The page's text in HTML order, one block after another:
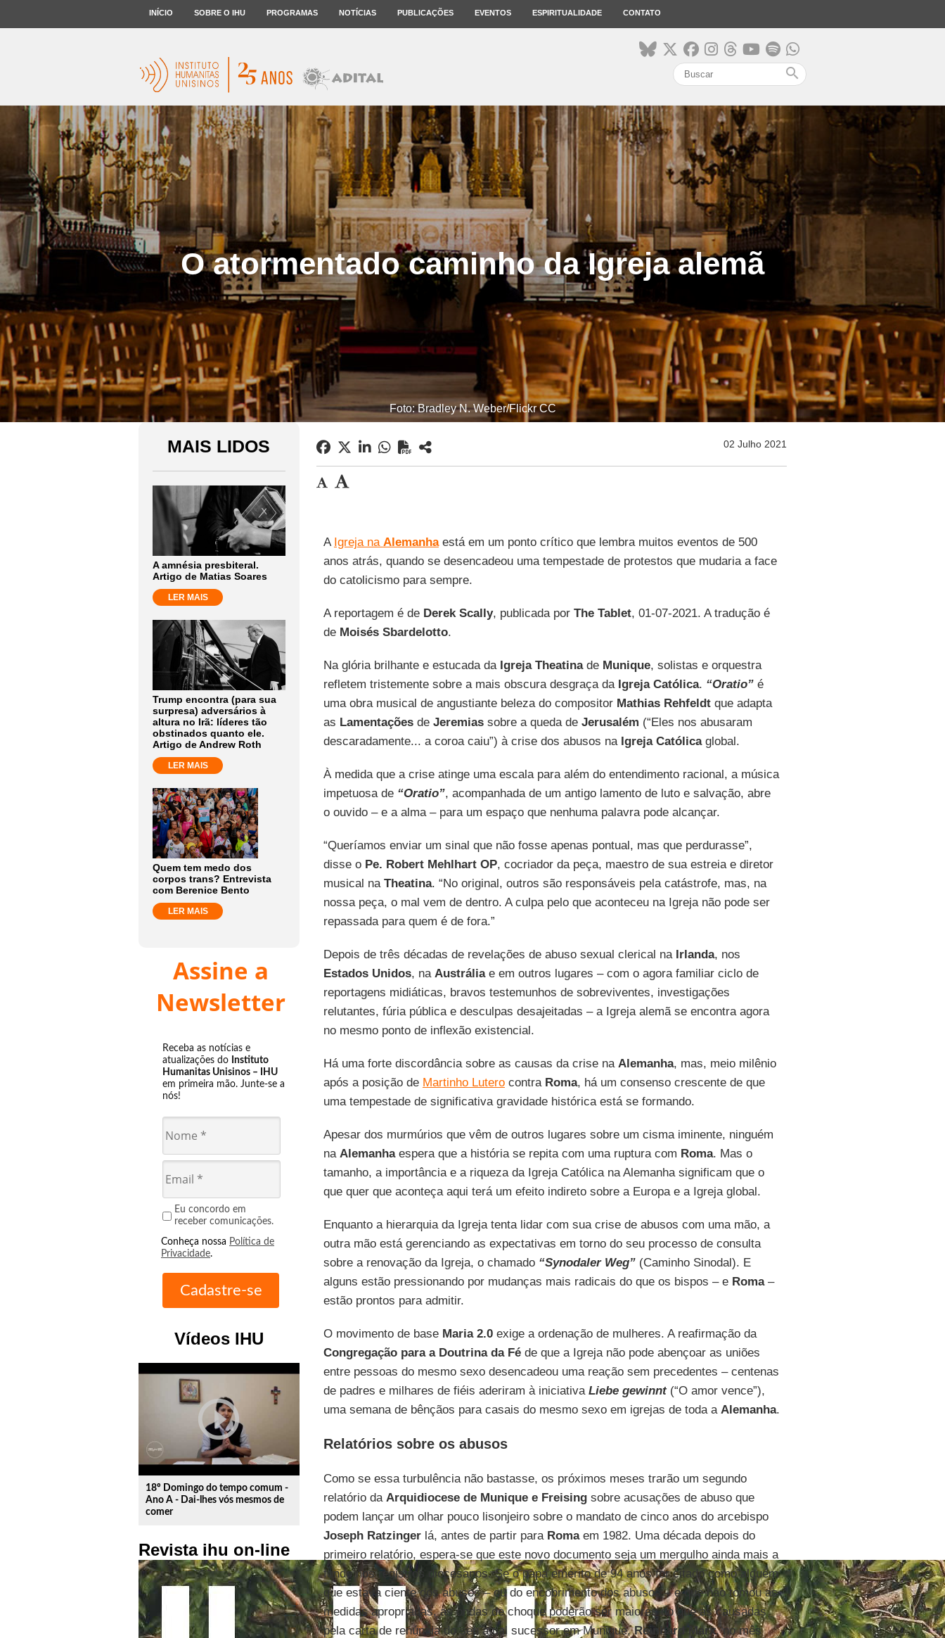
INÍCIO SOBRE O IHU PROGRAMAS NOTÍCIAS PUBLICAÇÕES EVENTOS ESPIRITUALIDADE CONTATO
search
O atormentado caminho da Igreja alemã
Foto: Bradley N. Weber/Flickr CC
MAIS LIDOS
A amnésia presbiteral.
Artigo de Matias Soares
LER MAIS
Trump encontra (para sua
surpresa) adversários à
altura no Irã: líderes tão
obstinados quanto ele.
Artigo de Andrew Roth
LER MAIS
Quem tem medo dos
corpos trans? Entrevista
com Berenice Bento
LER MAIS
Assine a
Newsletter
Receba as notícias e
atualizações do Instituto
Humanitas Unisinos – IHU
em primeira mão. Junte-se a
nós!
Eu concordo em
receber comunicações.
Conheça nossa Política de
Privacidade.
Vídeos IHU
play_circle_outline
18º Domingo do tempo comum -
Ano A - Dai-lhes vós mesmos de
comer
Revista ihu on-line
02 Julho 2021
A Igreja na Alemanhaestá em um ponto crítico que lembra muitos eventos de 500
anos atrás, quando se desencadeou uma tempestade de protestos que mudaria a face
do catolicismo para sempre.
A reportagem é de Derek Scally, publicada por The Tablet, 01-07-2021. A tradução é
de Moisés Sbardelotto.
Na glória brilhante e estucada da Igreja Theatinade Munique, solistas e orquestra
refletem tristemente sobre a mais obscura desgraça da Igreja Católica. “Oratio”é
uma obra musical de angustiante beleza do compositor Mathias Rehfeldtque adapta
as Lamentaçõesde Jeremiassobre a queda de Jerusalém (“Eles nos abusaram
descaradamente... a coroa caiu”) à crise dos abusos na Igreja Católicaglobal.
À medida que a crise atinge uma escala para além do entendimento racional, a música
impetuosa de “Oratio”, acompanhada de um antigo lamento de luto e salvação, abre
o ouvido – e a alma – para um espaço que nenhuma palavra pode alcançar.
“Queríamos enviar um sinal que não fosse apenas pontual, mas que perdurasse”,
disse o Pe. Robert Mehlhart OP, cocriador da peça, maestro de sua estreia e diretor
musical na Theatina. “No original, outros são responsáveis pela catástrofe, mas, na
nossa peça, o mal vem de dentro. A culpa pelo que aconteceu na Igreja não pode ser
repassada para quem é de fora.”
Depois de três décadas de revelações de abuso sexual clerical na Irlanda, nos
Estados Unidos, na Austráliae em outros lugares – com o agora familiar ciclo de
reportagens midiáticas, bravos testemunhos de sobreviventes, investigações
relutantes, fúria pública e desculpas desajeitadas – a Igreja alemã se encontra agora
no mesmo ponto de inflexão existencial.
Há uma forte discordância sobre as causas da crise na Alemanha, mas, meio milênio
após a posição de Martinho Luterocontra Roma, há um consenso crescente de que
uma tempestade de significativa gravidade histórica está se formando.
Apesar dos murmúrios que vêm de outros lugares sobre um cisma iminente, ninguém
na Alemanhaespera que a história se repita com uma ruptura com Roma. Mas o
tamanho, a importância e a riqueza da Igreja Católica na Alemanha significam que o
que quer que aconteça aqui terá um efeito indireto sobre a Europa e a Igreja global.
Enquanto a hierarquia da Igreja tenta lidar com sua crise de abusos com uma mão, a
outra mão está gerenciando as expectativas em torno do seu processo de consulta
sobre a renovação da Igreja, o chamado “Synodaler Weg”(Caminho Sinodal). E
alguns estão pressionando por mudanças mais radicais do que os bispos – e Roma–
estão prontos para admitir.
O movimento de base Maria 2.0exige a ordenação de mulheres. A reafirmação da
Congregação para a Doutrina da Féde que a Igreja não pode abençoar as uniões
entre pessoas do mesmo sexo desencadeou uma reação sem precedentes – centenas
de padres e milhares de fiéis aderiram à iniciativa Liebe gewinnt(“O amor vence”),
uma semana de bênçãos para casais do mesmo sexo em igrejas de toda a Alemanha.
Relatórios sobre os abusos
Como se essa turbulência não bastasse, os próximos meses trarão um segundo
relatório da Arquidiocese de Munique e Freisingsobre acusações de abuso que
podem lançar um olhar pouco lisonjeiro sobre o mandato de cinco anos do arcebispo
Joseph Ratzingerlá, antes de partir para Romaem 1982. Uma década depois do
primeiro relatório, espera-se que este novo documento seja um mergulho ainda mais a
fundo nos registros diocesanos. Se o papa emérito de 94 anos for citado como alguém
que estava ciente dos abusos – ou do encobrimento dos abusos – e que não tomou as
medidas apropriadas, as ondas de choque poderão ser maiores do que as causadas
pela carta de renúncia do seu atual sucessor em Munique,Reinhard Marx, no mês